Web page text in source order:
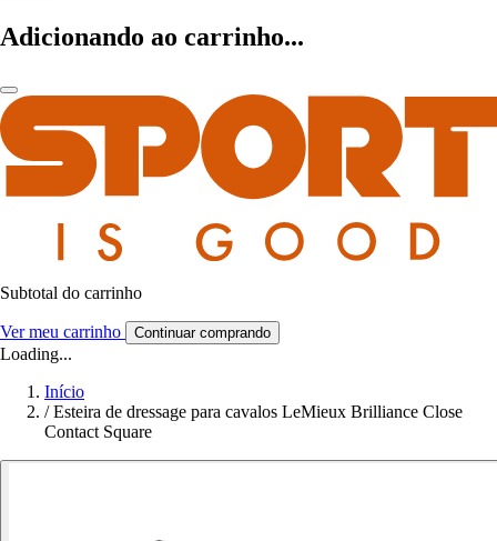
Adicionando ao carrinho...
Subtotal do carrinho
Ver meu carrinho Continuar comprando
Loading...
Início
/ Esteira de dressage para cavalos LeMieux Brilliance Close
Contact Square